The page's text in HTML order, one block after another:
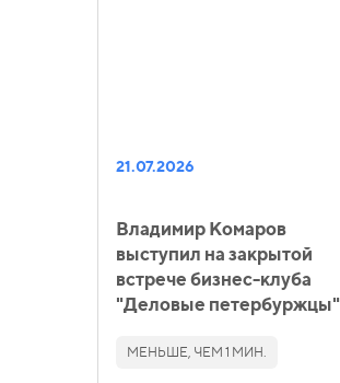
21.07.2026
Владимир Комаров
выступил на закрытой
встрече бизнес-клуба
"Деловые петербуржцы"
МЕНЬШЕ, ЧЕМ 1 МИН.